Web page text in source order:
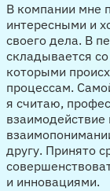
В компании мне
интересными и
своего дела. В
складывается
которыми
процессам.
я считаю,
другу. Принято
и инновациями.